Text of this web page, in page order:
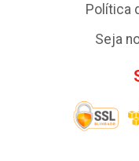
Política
Seja